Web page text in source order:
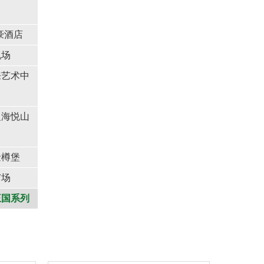
酒店
术中
悦山
堡
系列